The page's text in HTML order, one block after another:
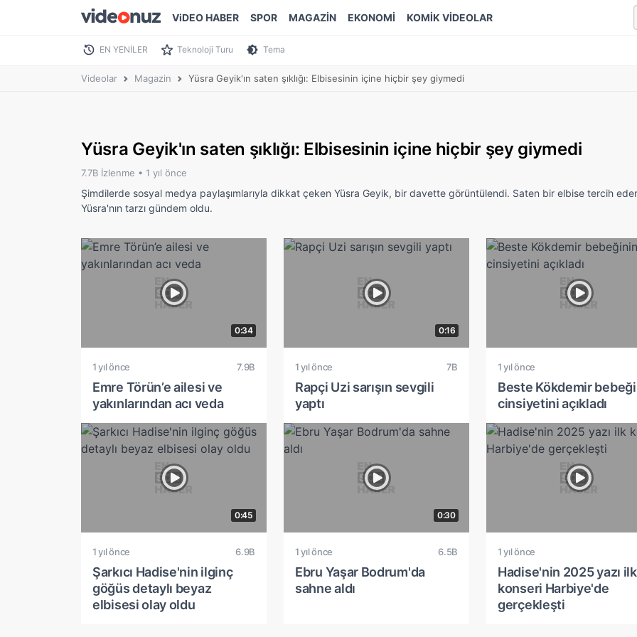
ViDEO HABER SPOR MAGAZİN EKONOMİ KOMİK VİDEOLAR
EN YENİLER Teknoloji Turu Tema
Videolar Magazin Yüsra Geyik'ın saten şıklığı: Elbisesinin içine hiçbir şey giymedi
Yüsra Geyik'ın saten şıklığı: Elbisesinin içine hiçbir şey giymedi
7.7B İzlenme • 1 yıl önce
Şimdilerde sosyal medya paylaşımlarıyla dikkat çeken Yüsra Geyik, bir davette görüntülendi. Saten bir elbise tercih
Yüsra'nın tarzı gündem oldu.
0:34
1 yıl önce 7.9B
Emre Törün’e ailesi ve
yakınlarından acı veda
0:16
1 yıl önce 7B
Rapçi Uzi sarışın sevgili
yaptı
1 yıl önce
Beste Kökdemir
cinsiyetini açıkladı
0:45
1 yıl önce 6.9B
Şarkıcı Hadise'nin ilginç
göğüs detaylı beyaz
elbisesi olay oldu
0:30
1 yıl önce 6.5B
Ebru Yaşar Bodrum'da
sahne aldı
1 yıl önce
Hadise'nin 2025 yazı ilk
konseri Harbiye'de
gerçekleşti